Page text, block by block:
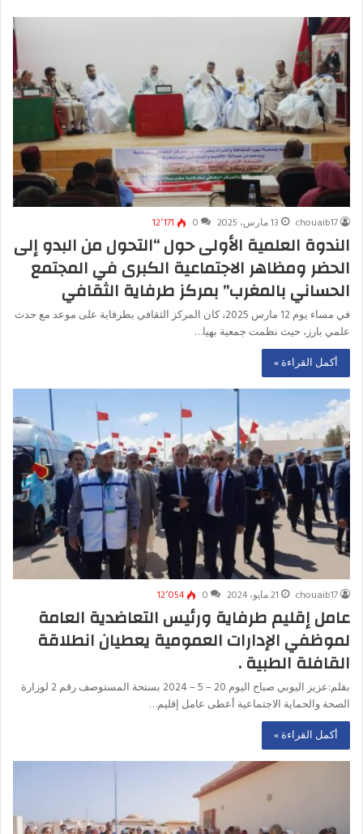
chouaib17 13 مارس، 2025 0 12٬171
الندوة العلمية الأولى حول “التحول من البدو إلى
الحضر ومظاهر الاجتماعية الكبرى في المجتمع
الحساني بالمغرب” بمركز طرفاية الثقافي
في مساء يوم 12 مارس 2025، كان المركز الثقافي بطرفاية على موعد مع حدث
علمي بارز، حيث نظمت جمعية بهيا…
أكمل القراءة »
chouaib17 21 مايو، 2024 0 12٬054
عامل إقليم طرفاية ورئيس التعاضدية العامة
لموظفي الإدارات العمومية يعطيان انطلاقة
القافلة الطبية .
بقلم:عزيز اليوبي صباح اليوم 20 – 5 – 2024 بستحة المستوصف رقم 2 لوزارة
الصحة والحماية الاجتماعية أعطى عامل إقليم…
أكمل القراءة »